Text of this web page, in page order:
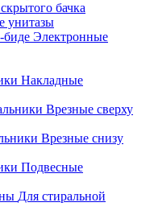
бачка
унитазы
Электронные
Накладные
Врезные сверху
Врезные снизу
Подвесные
Для стиральной